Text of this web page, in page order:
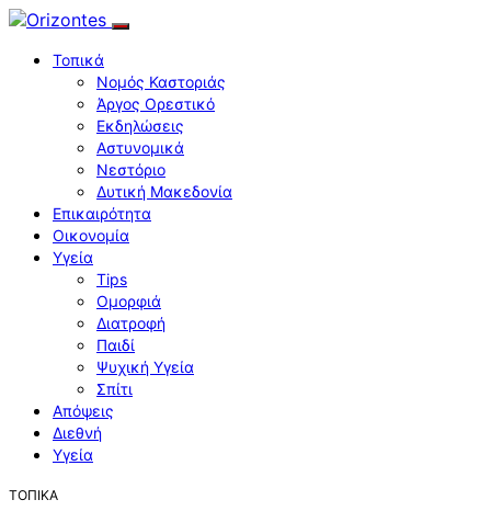
Τοπικά
Νομός Καστοριάς
Άργος Ορεστικό
Εκδηλώσεις
Αστυνομικά
Νεστόριο
Δυτική Μακεδονία
Επικαιρότητα
Οικονομία
Υγεία
Tips
Ομορφιά
Διατροφή
Παιδί
Ψυχική Υγεία
Σπίτι
Απόψεις
Διεθνή
Υγεία
ΤΟΠΙΚΑ